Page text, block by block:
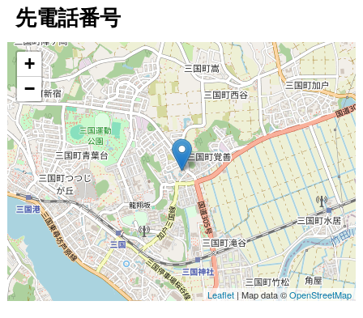
先電話番号
地図
+
−
Leaflet | Map data ©OpenStreetMap